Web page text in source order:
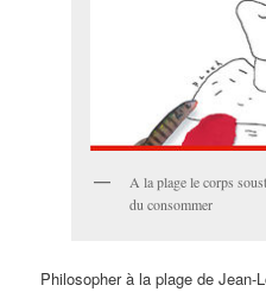
A la plage le corps
du consommer
Philosopher à la plage de Jean-